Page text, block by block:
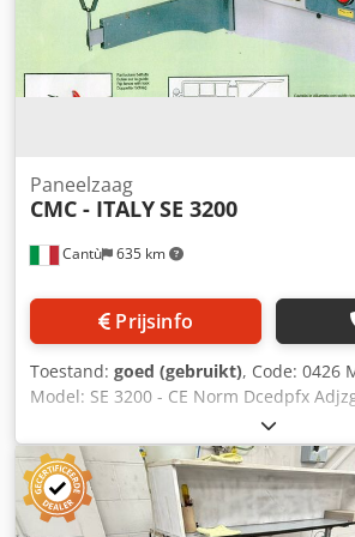
Cantù 635 km
Paneelzaag
CMC - ITALYSE 3200
Prijsinfo
Toestand: goed (gebruikt), Code: 0426
Model: SE 3200 - CE Norm Dcedpfx
Paneelzaag met kantelbaar zaagblad
voor het nauwkeurig zagen van
maatwerkmeubels, timmerwerk, ramen
houten deuren, kunststoffen,
diverse toepassingen – CE Norm